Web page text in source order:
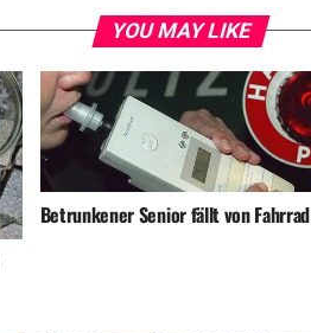
YOU MAY LIKE
Betrunkener Senior fällt von Fahrrad